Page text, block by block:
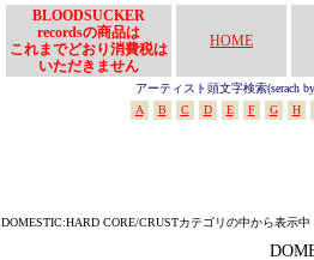
BLOODSUCKER
recordsの商品は
これまでどおり消費税は
いただきません
HOME
アーティスト頭文字検索(serach
A
B C D E F G H
DOMESTIC:HARD CORE/CRUSTカテゴリの中から表示中